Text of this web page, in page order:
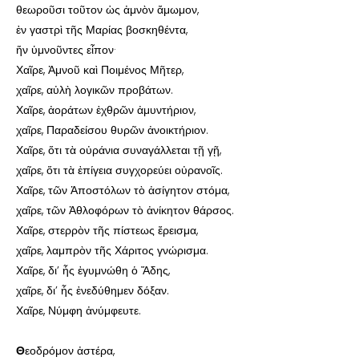
θεωροῦσι τοῦτον ὡς ἀμνὸν ἄμωμον,
ἐν γαστρὶ τῆς Μαρίας βοσκηθέντα,
ἥν ὑμνοῦντες εἶπον·
Χαῖρε, Ἀμνοῦ καὶ Ποιμένος Μῆτερ,
χαῖρε, αὐλὴ λογικῶν προβάτων.
Χαῖρε, ἀοράτων ἐχθρῶν ἀμυντήριον,
χαῖρε, Παραδείσου θυρῶν ἀνοικτήριον.
Χαῖρε, ὅτι τὰ οὐράνια συναγάλλεται τῇ γῇ,
χαῖρε, ὅτι τὰ ἐπίγεια συγχορεύει οὐρανοῖς.
Χαῖρε, τῶν Ἀποστόλων τὸ ἀσίγητον στόμα,
χαῖρε, τῶν Ἀθλοφόρων τὸ ἀνίκητον θάρσος.
Χαῖρε, στερρὸν τῆς πίστεως ἔρεισμα,
χαῖρε, λαμπρὸν τῆς Χάριτος γνώρισμα.
Χαῖρε, δι’ ἧς ἐγυμνώθη ὁ Ἅδης,
χαῖρε, δι’ ἧς ἐνεδύθημεν δόξαν.
Χαῖρε, Νύμφη ἀνύμφευτε.
Θεοδρόμον ἀστέρα,